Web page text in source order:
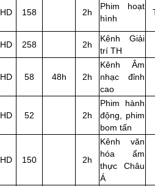
HD 158 2h
Phim hoạt
hình
HD 258 2h
Kênh Giải
trí TH
HD 58 48h 2h
Kênh Âm
nhạc đỉnh
cao
HD 52 2h
Phim hành
động, phim
bom tấn
HD 150 2h
Kênh văn
hóa ẩm
thực Châu
Á